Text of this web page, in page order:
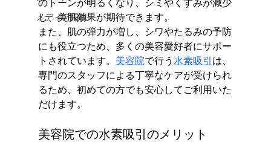
メディア掲載
し、美肌効果が期待できます。
また、肌の弾力が増し、シワやたるみの予防
にも役立つため、多くの美容愛好者にサポー
トされています。 美容院で行う 水素吸引 は、
専門のスタッフによる丁寧なケアが受けられ
るため、初めての方でも安心してご利用いた
だけます。
美容院での水素吸引のメリット